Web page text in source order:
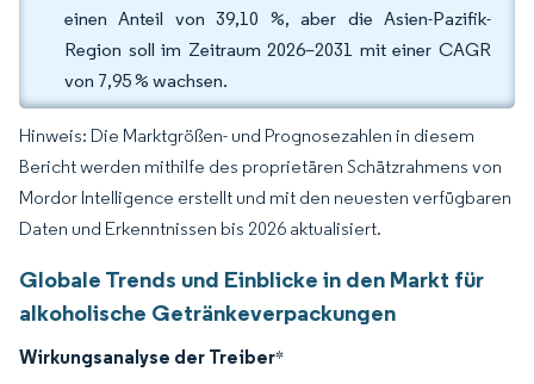
einen Anteil von 39,10 %, aber die Asien-Pazifik-
Region soll im Zeitraum 2026–2031 mit einer CAGR
von 7,95 % wachsen.
Hinweis: Die Marktgrößen- und Prognosezahlen in diesem
Bericht werden mithilfe des proprietären Schätzrahmens von
Mordor Intelligence erstellt und mit den neuesten verfügbaren
Daten und Erkenntnissen bis 2026 aktualisiert.
Globale Trends und Einblicke in den Markt für
alkoholische Getränkeverpackungen
Wirkungsanalyse der Treiber*